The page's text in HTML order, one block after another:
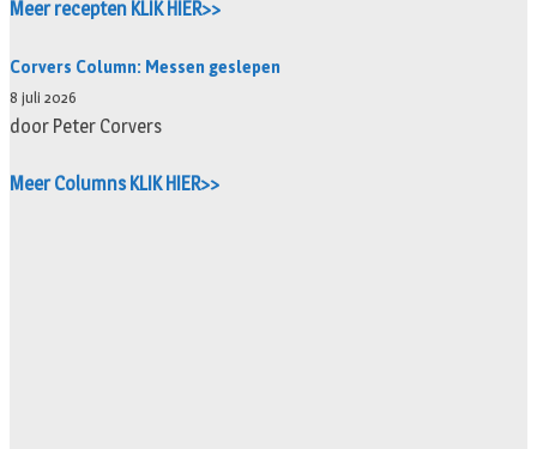
Meer recepten KLIK HIER>>
Corvers Column: Messen geslepen
8 juli 2026
door Peter Corvers
Meer Columns KLIK HIER>>